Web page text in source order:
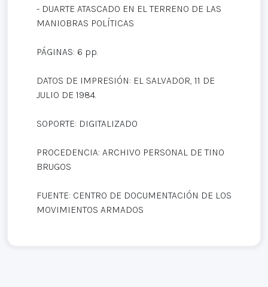
- DUARTE ATASCADO EN EL TERRENO DE LAS
MANIOBRAS POLÍTICAS
PÁGINAS: 6 pp.
DATOS DE IMPRESIÓN: EL SALVADOR, 11 DE
JULIO DE 1984.
SOPORTE: DIGITALIZADO
PROCEDENCIA: ARCHIVO PERSONAL DE TINO
BRUGOS
FUENTE: CENTRO DE DOCUMENTACIÓN DE LOS
MOVIMIENTOS ARMADOS